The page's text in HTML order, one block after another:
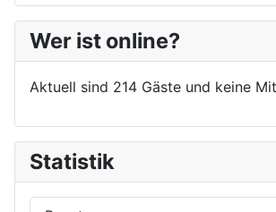
Wer ist online?
Aktuell sind 214 Gäste und keine
Statistik